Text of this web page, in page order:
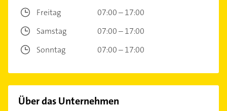
Freitag
07:00 – 17:00
Samstag
07:00 – 17:00
Sonntag
07:00 – 17:00
Über das Unternehmen